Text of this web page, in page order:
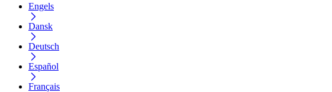
Engels
Dansk
Deutsch
Español
Français